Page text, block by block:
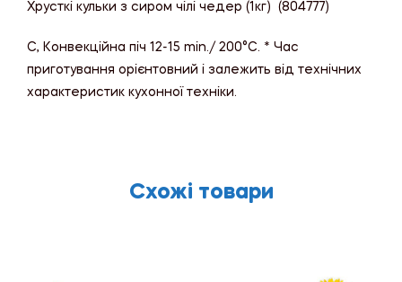
Хрусткі кульки з сиром чілі чедер (1кг) (804777)
C, Конвекційна піч 12-15 min./ 200°C. * Час
приготування орієнтовний і залежить від технічних
характеристик кухонної техніки.
Схожі товари